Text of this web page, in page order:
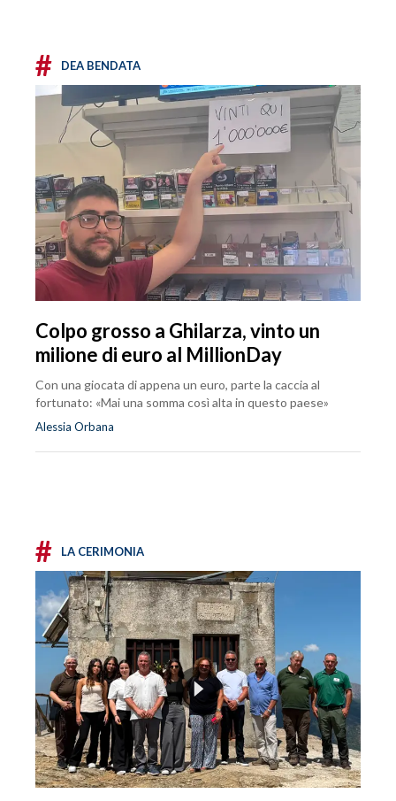
# DEA BENDATA
Colpo grosso a Ghilarza, vinto un
milione di euro al MillionDay
Con una giocata di appena un euro, parte la caccia al
fortunato: «Mai una somma così alta in questo paese»
Alessia Orbana
# LA CERIMONIA